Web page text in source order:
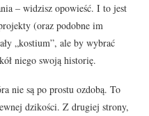
– widzisz opowieść. I to jest
(oraz podobne im
„kostium”, ale by wybrać
niego swoją historię.
nie są po prostu ozdobą. To
dzikości. Z drugiej strony,